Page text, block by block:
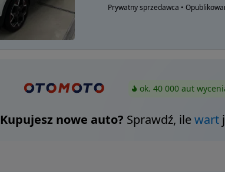
Prywatny sprzedawca •
ok. 40 000 aut
Kupujesz nowe auto? Sprawdź, ilewart